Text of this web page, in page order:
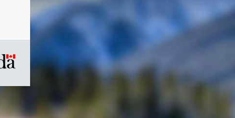
/
gouvernement